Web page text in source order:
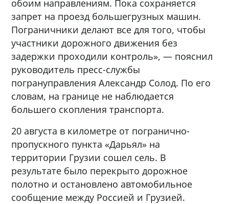
обоим направлениям. Пока сохраняется
запрет на проезд большегрузных машин.
Пограничники делают все для того, чтобы
участники дорожного движения без
задержки проходили контроль», — пояснил
руководитель пресс-службы
погрануправления Александр Солод. По его
словам, на границе не наблюдается
большего скопления транспорта.
20 августа в километре от погранично-
пропускного пункта «Дарьял» на
территории Грузии сошел сель. В
результате было перекрыто дорожное
полотно и остановлено автомобильное
сообщение между Россией и Грузией.